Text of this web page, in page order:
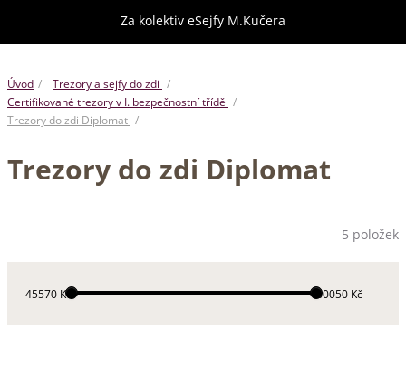
Za kolektiv eSejfy M.Kučera
Úvod
Trezory a sejfy do zdi
Certifikované trezory v I. bezpečnostní třídě
Trezory do zdi Diplomat
Trezory do zdi Diplomat
5 položek
45570 Kč 80050 Kč